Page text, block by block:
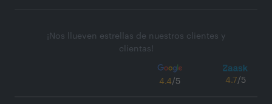
¡Nos llueven estrellas de nuestros clientes y
clientas!
4.4/5 4.7/5